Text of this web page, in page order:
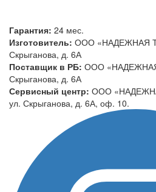
Гарантия: 24 мес.
Изготовитель: ООО «НАДЕЖНАЯ
Скрыганова, д. 6А
Поставщик в РБ: ООО «НАДЕЖНАЯ
Скрыганова, д. 6А
Сервисный центр: ООО
ул. Скрыганова, д. 6А, оф. 10.